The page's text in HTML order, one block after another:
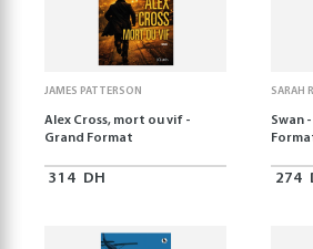
JAMES PATTERSON
Alex Cross, mort ou vif -
Grand Format
314 DH
SARAH
Swan
274